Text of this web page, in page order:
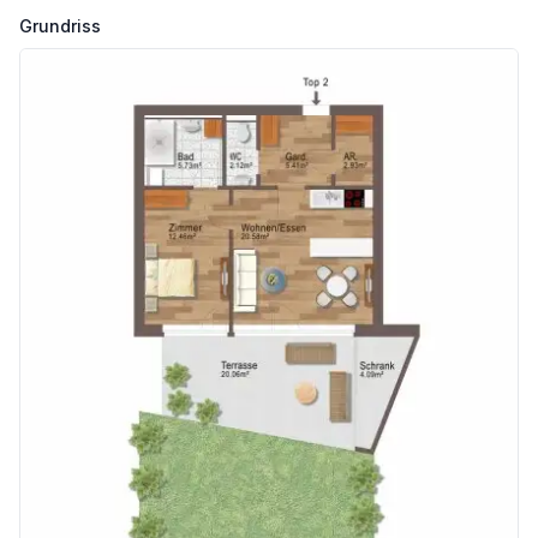
Tiroler Immobilien
Apotheke <2.000m
Krankenhaus <4.000m
Kinder & Schulen
Kindergarten <500m
Universität <2.000m
Nahversorgung
Supermarkt <1.000m
Bäckerei <1.000m
Einkaufszentrum <2.000m
Grundriss